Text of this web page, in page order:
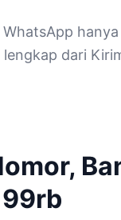
dari